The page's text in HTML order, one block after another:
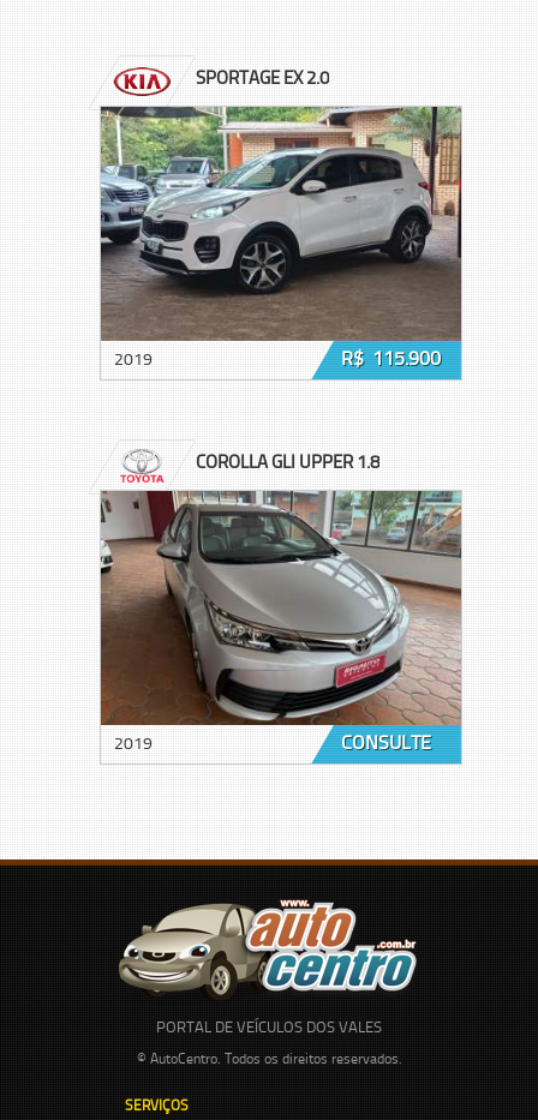
SPORTAGE EX 2.0
2019 R$ 115.900
COROLLA GLI UPPER 1.8
2019 CONSULTE
PORTAL DE VEÍCULOS DOS VALES
© AutoCentro. Todos os direitos reservados.
SERVIÇOS